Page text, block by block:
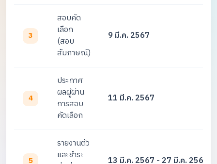
3
สอบคัด
เลือก
(สอบ
สัมภาษณ์)
9 มี.ค. 2567
4
ประกาศ
ผลผู้ผ่าน
การสอบ
คัดเลือก
11 มี.ค. 2567
5
รายงานตัว
และชำระ
13 มี.ค. 2567 - 27 มี.ค. 2567